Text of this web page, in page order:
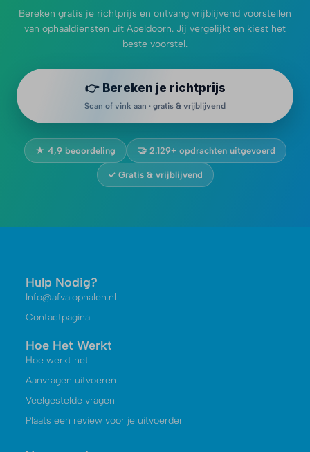
Bereken gratis je richtprijs en ontvang vrijblijvend voorstellen
van ophaaldiensten uit Apeldoorn. Jij vergelijkt en kiest het
beste voorstel.
👉 Bereken je richtprijs
Scan of vink aan · gratis & vrijblijvend
★ 4,9 beoordeling 🤝 2.129+ opdrachten uitgevoerd
✓ Gratis & vrijblijvend
Hulp Nodig?
Info@afvalophalen.nl
Contactpagina
Hoe Het Werkt
Hoe werkt het
Aanvragen uitvoeren
Veelgestelde vragen
Plaats een review voor je uitvoerder